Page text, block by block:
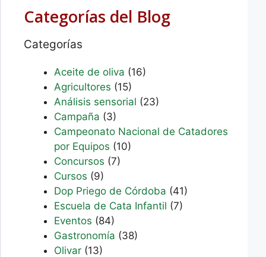
Categorías del Blog
Categorías
Aceite de oliva (16)
Agricultores (15)
Análisis sensorial (23)
Campaña (3)
Campeonato Nacional de Catadores
por Equipos (10)
Concursos (7)
Cursos (9)
Dop Priego de Córdoba (41)
Escuela de Cata Infantil (7)
Eventos (84)
Gastronomía (38)
Olivar (13)